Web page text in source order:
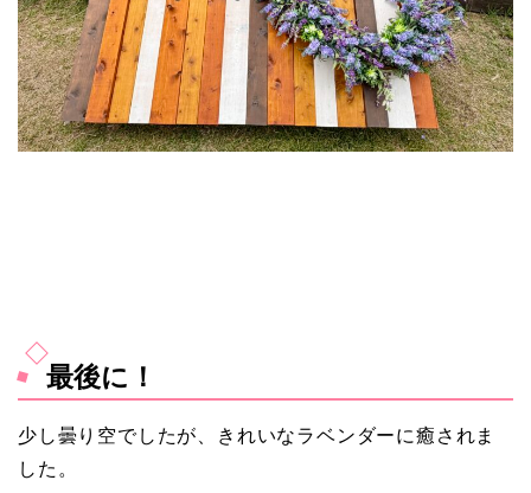
最後に！
少し曇り空でしたが、きれいなラベンダーに癒されま
した。